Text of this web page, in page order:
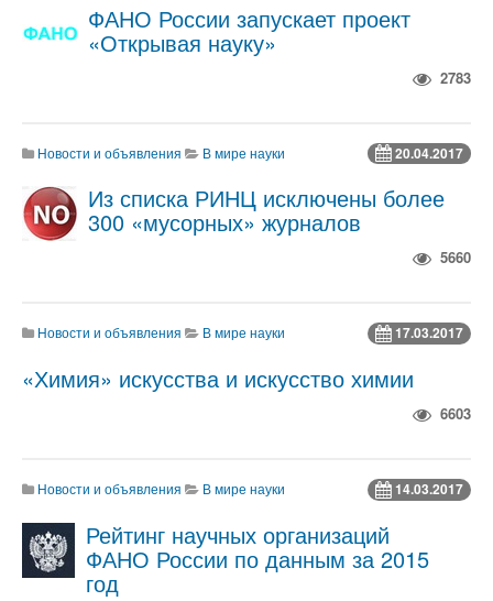
ФАНО России запускает проект
«Открывая науку»
2783
20.04.2017
Новости и объявления В мире науки
Из списка РИНЦ исключены более
300 «мусорных» журналов
5660
17.03.2017
Новости и объявления В мире науки
«Химия» искусства и искусство химии
6603
14.03.2017
Новости и объявления В мире науки
Рейтинг научных организаций
ФАНО России по данным за 2015
год